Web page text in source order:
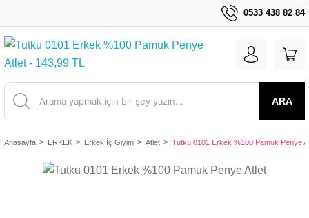
0533 438 82 84
ARA
Anasayfa ERKEK Erkek İç Giyim Atlet Tutku 0101 Erkek %100 Pamuk Penye